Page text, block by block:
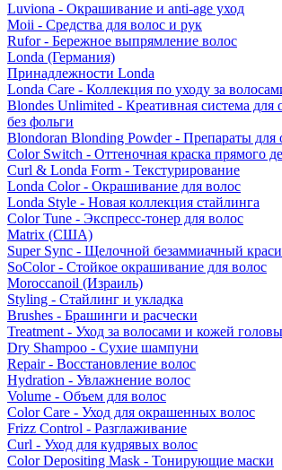
Luviona - Окрашивание и anti-age уход
Moii - Средства для волос и рук
Rufor - Бережное выпрямление волос
Londa (Германия)
Принадлежности Londa
Londa Care - Коллекция по уходу за
Blondes Unlimited - Креативная система для
без фольги
Blondoran Blonding Powder - Препараты для
Color Switch - Оттеночная краска прямого
Curl & Londa Form - Текстурирование
Londa Color - Окрашивание для волос
Londa Style - Новая коллекция стайлинга
Color Tune - Экспресс-тонер для волос
Matrix (США)
Super Sync - Щелочной безаммиачный
SoColor - Стойкое окрашивание для волос
Moroccanoil (Израиль)
Styling - Стайлинг и укладка
Brushes - Брашинги и расчески
Treatment - Уход за волосами и кожей головы
Dry Shampoo - Сухие шампуни
Repair - Восстановление волос
Hydration - Увлажнение волос
Volume - Объем для волос
Color Care - Уход для окрашенных волос
Frizz Control - Разглаживание
Curl - Уход для кудрявых волос
Color Depositing Mask - Тонирующие маски